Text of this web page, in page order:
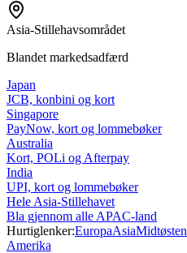
Asia-Stillehavsområdet
Blandet markedsadfærd
Japan
JCB, konbini og kort
Singapore
PayNow, kort og lommebøker
Australia
Kort, POLi og Afterpay
India
UPI, kort og lommebøker
Hele Asia-Stillehavet
Bla gjennom alle APAC-land
Hurtiglenker:EuropaAsiaMidtøsten
Amerika